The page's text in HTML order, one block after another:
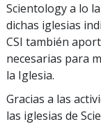
Scientology a lo
dichas iglesias
CSI también
necesarias para
la Iglesia.
Gracias a las
las iglesias de